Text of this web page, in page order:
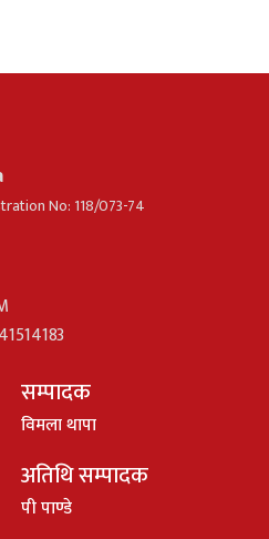
No: 118/073-74
सम्पादक
विमला थापा
अतिथि सम्पादक
पी पाण्डे